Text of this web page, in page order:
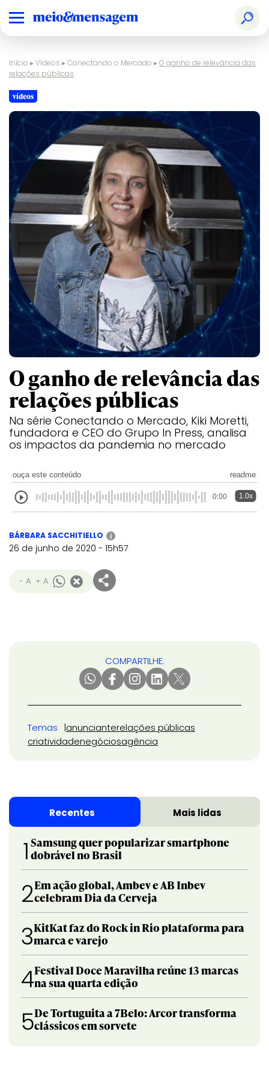
Início ▸Vídeos ▸Conectando o Mercado ▸O ganho de relevância das
relações públicas
vídeos
O ganho de relevância das
relações públicas
Na série Conectando o Mercado, Kiki Moretti,
fundadora e CEO do Grupo In Press, analisa
os impactos da pandemia no mercado
ouça este conteúdo readme
0:00 1.0x
BÁRBARA SACCHITIELLO i
26 de junho de 2020 - 15h57
- A + A
COMPARTILHE:
Temas anuncianterelações públicas
criatividadenegóciosagência
Recentes Mais lidas
1 Samsung quer popularizar smartphone
dobrável no Brasil
2Em ação global, Ambev e AB Inbev
celebram Dia da Cerveja
3KitKat faz do Rock in Rio plataforma para
marca e varejo
4Festival Doce Maravilha reúne 13 marcas
na sua quarta edição
5De Tortuguita a 7Belo: Arcor transforma
clássicos em sorvete